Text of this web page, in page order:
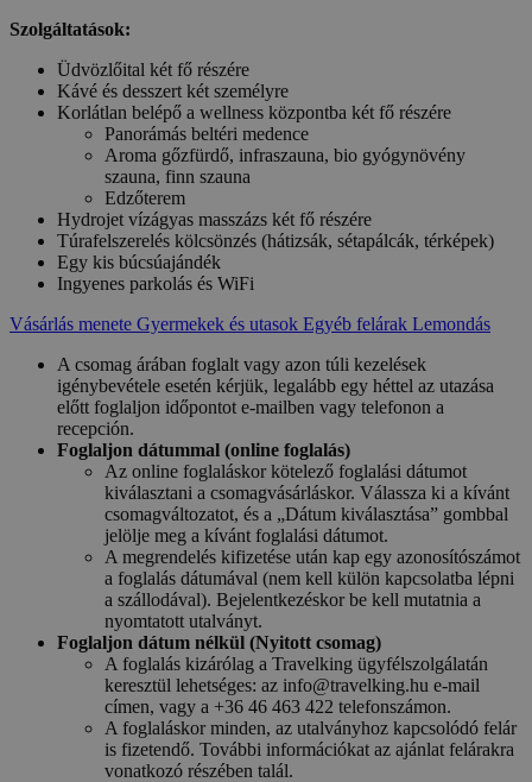
Szolgáltatások:
Üdvözlőital két fő részére
Kávé és desszert két személyre
Korlátlan belépő a wellness központba két fő részére
Panorámás beltéri medence
Aroma gőzfürdő, infraszauna, bio gyógynövény
szauna, finn szauna
Edzőterem
Hydrojet vízágyas masszázs két fő részére
Túrafelszerelés kölcsönzés (hátizsák, sétapálcák, térképek)
Egy kis búcsúajándék
Ingyenes parkolás és WiFi
Vásárlás menete Gyermekek és utasok Egyéb felárak Lemondás
A csomag árában foglalt vagy azon túli kezelések
igénybevétele esetén kérjük, legalább egy héttel az utazása
előtt foglaljon időpontot e-mailben vagy telefonon a
recepción.
Foglaljon dátummal (online foglalás)
Az online foglaláskor kötelező foglalási dátumot
kiválasztani a csomagvásárláskor. Válassza ki a kívánt
csomagváltozatot, és a „Dátum kiválasztása” gombbal
jelölje meg a kívánt foglalási dátumot.
A megrendelés kifizetése után kap egy azonosítószámot
a foglalás dátumával (nem kell külön kapcsolatba lépni
a szállodával). Bejelentkezéskor be kell mutatnia a
nyomtatott utalványt.
Foglaljon dátum nélkül (Nyitott csomag)
A foglalás kizárólag a Travelking ügyfélszolgálatán
keresztül lehetséges: az info@travelking.hu e-mail
címen, vagy a +36 46 463 422 telefonszámon.
A foglaláskor minden, az utalványhoz kapcsolódó felár
is fizetendő. További információkat az ajánlat felárakra
vonatkozó részében talál.